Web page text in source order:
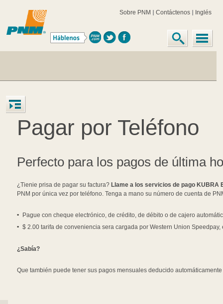
Sobre PNM Contáctenos Inglés
Pagar por Teléfono
Perfecto para los pagos de última
¿Tienie prisa de pagar su factura? Llame a los servicios de pago KUBRA
PNM por única vez por teléfono. Tenga a mano su número de cuenta de
Pague con cheque electrónico, de crédito, de débito o de cajero
$ 2.00 tarifa de conveniencia sera cargada por Western Union
¿Sabía?
Que también puede tener sus pagos mensuales deducido